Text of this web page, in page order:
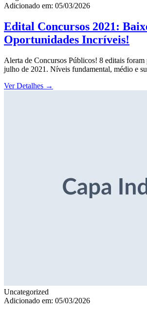
Adicionado em: 05/03/2026
Edital Concursos 2021:
Oportunidades Incríveis!
Alerta de Concursos Públicos! 8 editais foram
julho de 2021. Níveis fundamental, médio e
Ver Detalhes →
Uncategorized
Adicionado em: 05/03/2026